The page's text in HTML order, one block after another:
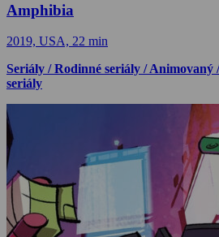
Amphibia
2019, USA, 22 min
Seriály / Rodinné seriály / Animovaný
seriály